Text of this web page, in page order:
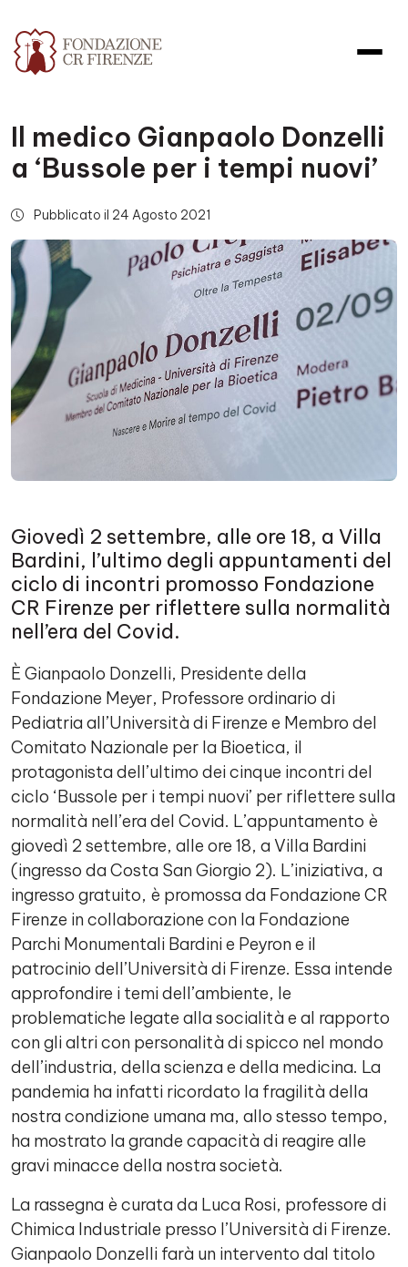
Il medico Gianpaolo Donzelli
a ‘Bussole per i tempi nuovi’
Pubblicato il 24 Agosto 2021
Giovedì 2 settembre, alle ore 18, a Villa
Bardini, l’ultimo degli appuntamenti del
ciclo di incontri promosso Fondazione
CR Firenze per riflettere sulla normalità
nell’era del Covid.
È Gianpaolo Donzelli, Presidente della
Fondazione Meyer, Professore ordinario di
Pediatria all’Università di Firenze e Membro del
Comitato Nazionale per la Bioetica, il
protagonista dell’ultimo dei cinque incontri del
ciclo ‘Bussole per i tempi nuovi’ per riflettere sulla
normalità nell’era del Covid. L’appuntamento è
giovedì 2 settembre, alle ore 18, a Villa Bardini
(ingresso da Costa San Giorgio 2). L’iniziativa, a
ingresso gratuito, è promossa da Fondazione CR
Firenze in collaborazione con la Fondazione
Parchi Monumentali Bardini e Peyron e il
patrocinio dell’Università di Firenze. Essa intende
approfondire i temi dell’ambiente, le
problematiche legate alla socialità e al rapporto
con gli altri con personalità di spicco nel mondo
dell’industria, della scienza e della medicina. La
pandemia ha infatti ricordato la fragilità della
nostra condizione umana ma, allo stesso tempo,
ha mostrato la grande capacità di reagire alle
gravi minacce della nostra società.
La rassegna è curata da Luca Rosi, professore di
Chimica Industriale presso l’Università di Firenze.
Gianpaolo Donzelli farà un intervento dal titolo